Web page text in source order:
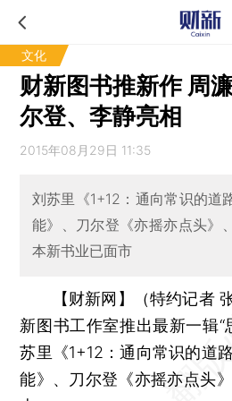
文化
财新图书推新作 周
尔登、李静亮相
2015年08月29日 11:35
刘苏里《1+12：通向常识的道
能》、刀尔登《亦摇亦点头》
本新书业已面市
【财新网】（特约记者
新图书工作室推出最新一辑“
苏里《1+12：通向常识的道
能》、刀尔登《亦摇亦点头